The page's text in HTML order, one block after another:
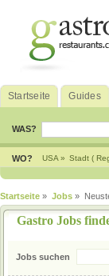
Startseite Guides
WAS?
WO? USA » Stadt (
Startseite » Jobs »
Gastro Jobs
Jobs suchen